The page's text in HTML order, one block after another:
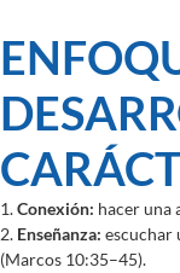
1.Conexión: hacer una
2. Enseñanza: escuchar
(Marcos 10:35–45).